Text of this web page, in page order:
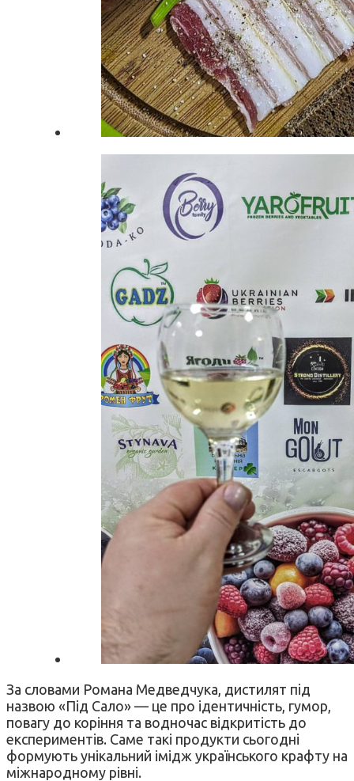
За словами Романа Медведчука, дистилят під
назвою «Під Сало» — це про ідентичність, гумор,
повагу до коріння та водночас відкритість до
експериментів. Саме такі продукти сьогодні
формують унікальний імідж українського крафту на
міжнародному рівні.